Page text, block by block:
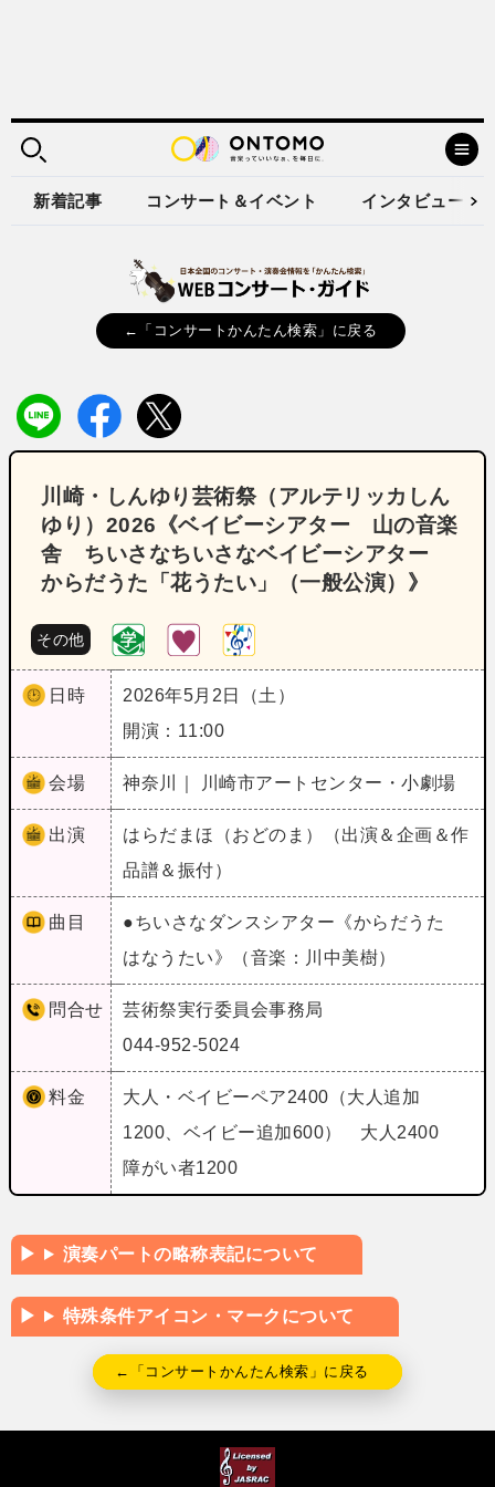
新着記事 コンサート＆イベント インタビュー
←「コンサートかんたん検索」に戻る
川崎・しんゆり芸術祭（アルテリッカしん
ゆり）2026《ベイビーシアター 山の音楽
舎 ちいさなちいさなベイビーシアター
からだうた「花うたい」（一般公演）》
その他
日時
2026年5月2日（土）
開演：11:00
会場 神奈川｜ 川崎市アートセンター・小劇場
出演
はらだまほ（おどのま）（出演＆企画＆作
品譜＆振付）
曲目
●ちいさなダンスシアター《からだうた
はなうたい》（音楽：川中美樹）
問合せ
芸術祭実行委員会事務局
044-952-5024
料金
大人・ベイビーペア2400（大人追加
1200、ベイビー追加600） 大人2400
障がい者1200
演奏パートの略称表記について
特殊条件アイコン・マークについて
←「コンサートかんたん検索」に戻る